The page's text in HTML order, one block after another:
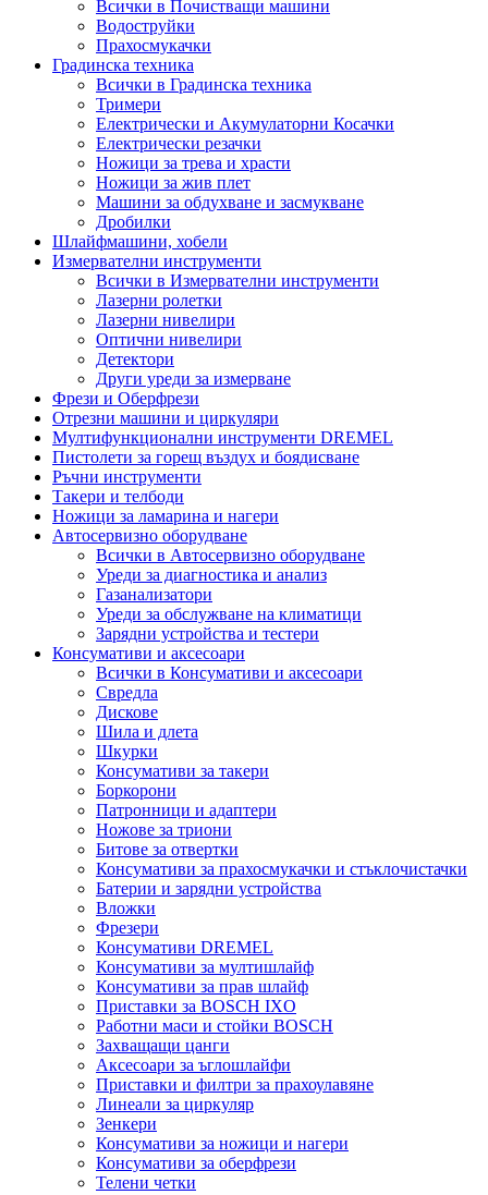
Всички в Почистващи машини
Водоструйки
Прахосмукачки
Градинска техника
Всички в Градинска техника
Тримери
Електрически и Акумулаторни Косачки
Електрически резачки
Ножици за трева и храсти
Ножици за жив плет
Машини за обдухване и засмукване
Дробилки
Шлайфмашини, хобели
Измервателни инструменти
Всички в Измервателни инструменти
Лазерни ролетки
Лазерни нивелири
Оптични нивелири
Детектори
Други уреди за измерване
Фрези и Оберфрези
Отрезни машини и циркуляри
Мултифункционални инструменти DREMEL
Пистолети за горещ въздух и боядисване
Ръчни инструменти
Такери и телбоди
Ножици за ламарина и нагери
Автосервизно оборудване
Всички в Автосервизно оборудване
Уреди за диагностика и анализ
Газанализатори
Уреди за обслужване на климатици
Зарядни устройства и тестери
Консумативи и аксесоари
Всички в Консумативи и аксесоари
Свредла
Дискове
Шила и длета
Шкурки
Консумативи за такери
Боркорони
Патронници и адаптери
Ножове за триони
Битове за отвертки
Консумативи за прахосмукачки и стъклочистачки
Батерии и зарядни устройства
Вложки
Фрезери
Консумативи DREMEL
Консумативи за мултишлайф
Консумативи за прав шлайф
Приставки за BOSCH IXO
Работни маси и стойки BOSCH
Захващащи цанги
Аксесоари за ъглошлайфи
Приставки и филтри за прахоулавяне
Линеали за циркуляр
Зенкери
Консумативи за ножици и нагери
Консумативи за оберфрези
Телени четки